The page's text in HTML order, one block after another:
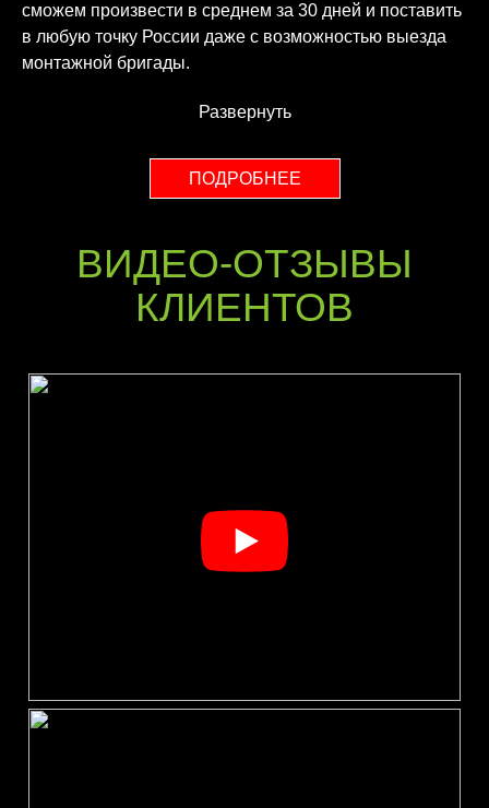
сможем произвести в среднем за 30 дней и поставить
в любую точку России даже с возможностью выезда
монтажной бригады.
Развернуть
ПОДРОБНЕЕ
ВИДЕО-ОТЗЫВЫ
КЛИЕНТОВ